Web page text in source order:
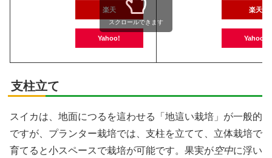
楽天
Yahoo!
楽天
Yahoo!
スクロールできます
支柱立て
スイカは、地面につるを這わせる「地這い栽培」が一般的
ですが、プランター栽培では、支柱を立てて、立体栽培で
育てると小スペースで栽培が可能です。果実が空中に浮い